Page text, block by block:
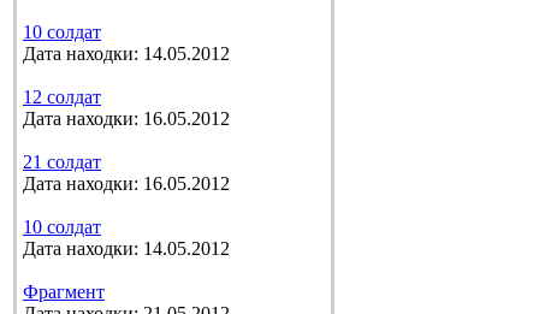
10 солдат
Дата находки: 14.05.2012
12 солдат
Дата находки: 16.05.2012
21 солдат
Дата находки: 16.05.2012
10 солдат
Дата находки: 14.05.2012
Фрагмент